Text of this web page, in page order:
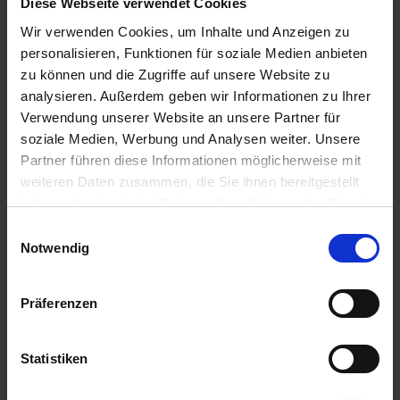
Diese Webseite verwendet Cookies
Wir verwenden Cookies, um Inhalte und Anzeigen zu
personalisieren, Funktionen für soziale Medien anbieten
zu können und die Zugriffe auf unsere Website zu
analysieren. Außerdem geben wir Informationen zu Ihrer
Verwendung unserer Website an unsere Partner für
soziale Medien, Werbung und Analysen weiter. Unsere
Partner führen diese Informationen möglicherweise mit
weiteren Daten zusammen, die Sie ihnen bereitgestellt
haben oder die sie im Rahmen Ihrer Nutzung der Dienste
Notwendig
Präferenzen
Statistiken
13,60 € / St
WARENKORB
8,57 € / St
IN DEN
WARENKORB
Anmelden für Ihren persönlichen Preis
12,21 € / St
Verfügbar